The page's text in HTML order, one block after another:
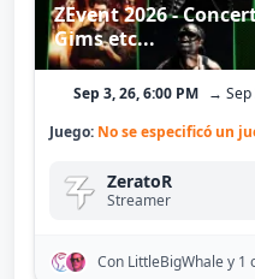
ZEvent 2026 -
Gims etc...
Sep 3, 26, 6:00 PM → Sep
Juego: No se especificó un
ZeratoR
Streamer
Con LittleBigWhaley 1